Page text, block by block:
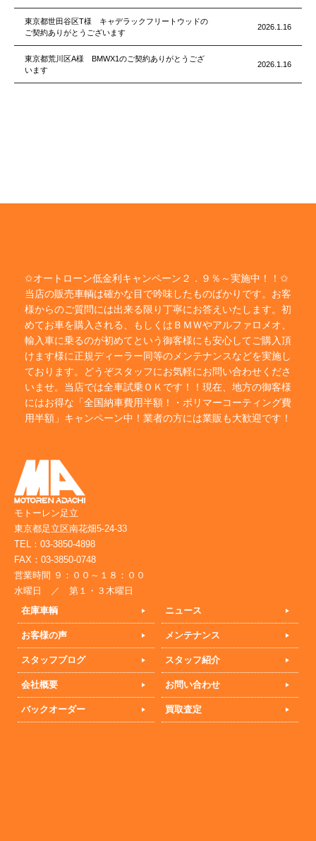
東京都世田谷区T様 キャデラックフリートウッドの
ご契約ありがとうございます
2026.1.16
東京都荒川区A様 BMWX1のご契約ありがとうござ
います
2026.1.16
✩オートローン低金利キャンペーン２．９％～実施中！！✩
当店の販売車輌は確かな目で吟味したものばかりです。お客
様からのご質問には出来る限り丁寧にお答えいたします。初
めてお車を購入される、もしくはＢＭＷやアルファロメオ、
輸入車に乗るのが初めてという御客様にも安心してご購入頂
けます様に正規ディーラー同等のメンテナンスなどを実施し
ております。どうぞスタッフにお気軽にお問い合わせくださ
いませ。当店では全車試乗ＯＫです！！現在、地方の御客様
にはお得な「全国納車費用半額！・ポリマーコーティング費
用半額」キャンペーン中！業者の方には業販も大歓迎です！
モトーレン足立
東京都足立区南花畑5-24-33
TEL：03-3850-4898
FAX：03-3850-0748
営業時間 ９：００～１８：００
水曜日 ／ 第１・３木曜日
在庫車輌
ニュース
お客様の声 メンテナンス
スタッフブログ スタッフ紹介
会社概要 お問い合わせ
バックオーダー 買取査定